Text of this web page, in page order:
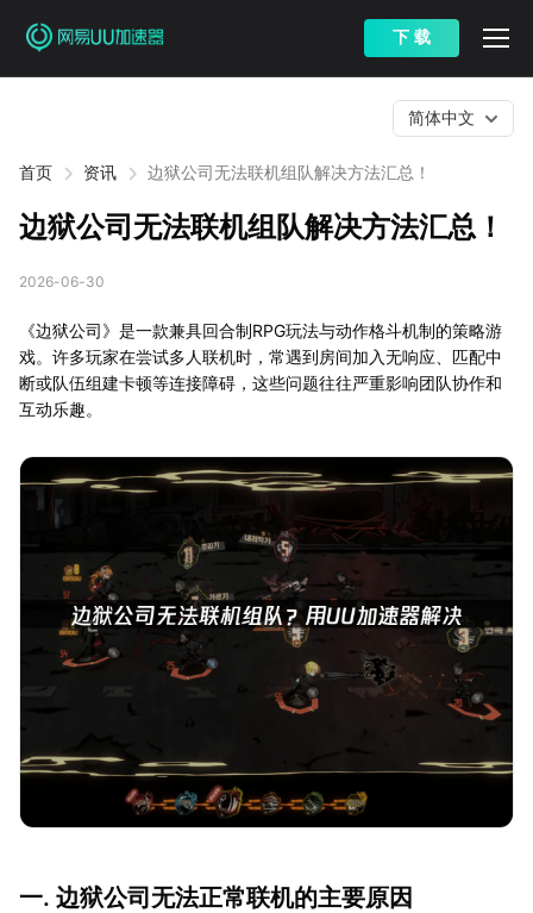
下 载
首页 资讯 边狱公司无法联机组队解决方法汇总！
简体中文
边狱公司无法联机组队解决方法汇总！
2026-06-30
《边狱公司》是一款兼具回合制RPG玩法与动作格斗机制的策略游
戏。许多玩家在尝试多人联机时，常遇到房间加入无响应、匹配中
断或队伍组建卡顿等连接障碍，这些问题往往严重影响团队协作和
互动乐趣。
一. 边狱公司无法正常联机的主要原因